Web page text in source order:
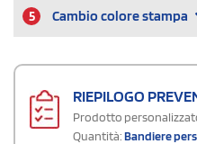
5 Cambio colore stampa
RIEPILOGO
Prodotto
Quantità:Bandiere